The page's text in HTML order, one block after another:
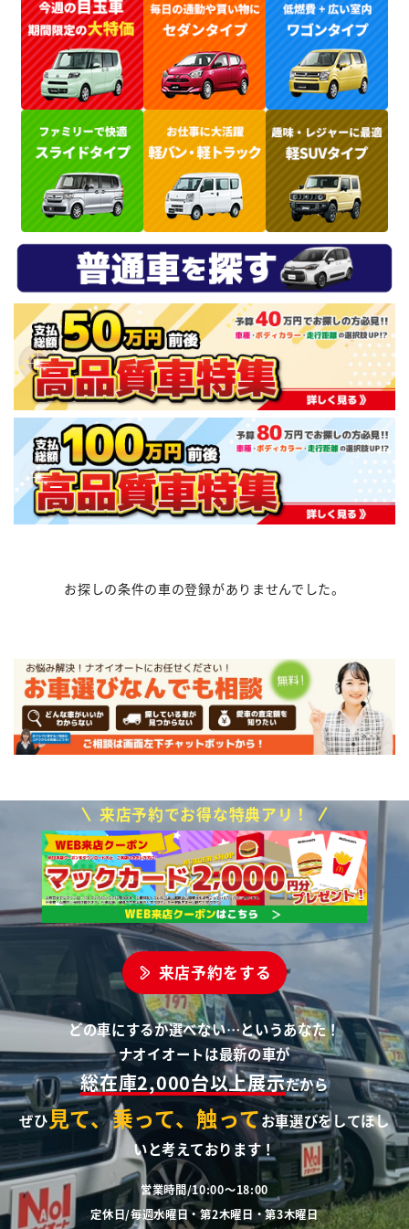
お探しの条件の車の登録がありませんでした。
来店予約でお得な特典アリ！
来店予約をする
どの車にするか選べない…というあなた！
ナオイオートは最新の車が
総在庫2,000台以上展示だから
ぜひ見て、乗って、触ってお車選びをしてほし
いと考えております！
営業時間/10:00～18:00
定休日/毎週水曜日・第2木曜日・第3木曜日